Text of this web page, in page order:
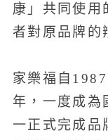
康」共同使用
者對原品牌的
家樂福自
年，一度成為
一正式完成品